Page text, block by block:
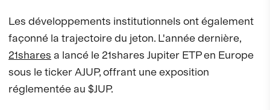
Les développements institutionnels ont également
façonné la trajectoire du jeton. L'année dernière,
21shares a lancé le 21shares Jupiter ETP en Europe
sous le ticker AJUP, offrant une exposition
réglementée au $JUP.